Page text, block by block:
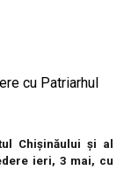
Chişinăului şi al
ieri, 3 mai, cu